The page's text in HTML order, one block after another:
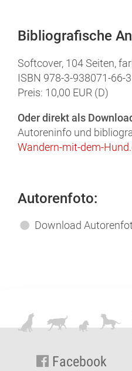
Bibliografische
Softcover, 104 Seiten,
ISBN 978-3-938071-66-3
Preis: 1 0,00 EUR (D)
Oder direkt als
Autoreninfo und
Wandern-mit-dem-
Autorenfoto:
Download
Facebook